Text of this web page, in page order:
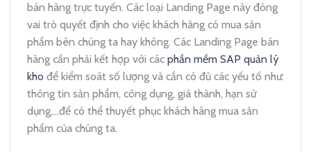
bán hàng trực tuyến. Các loại Landing Page này đóng
vai trò quyết định cho việc khách hàng có mua sản
phẩm bên chúng ta hay không. Các Landing Page bán
hàng cần phải kết hợp với các phần mềm SAP quản lý
kho để kiểm soát số lượng và cần có đủ các yếu tố như:
thông tin sản phẩm, công dụng, giá thành, hạn sử
dụng,…để có thể thuyết phục khách hàng mua sản
phẩm của chúng ta.